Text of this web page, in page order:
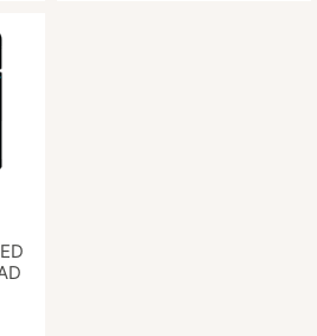
giá nào cho sản phẩm này.